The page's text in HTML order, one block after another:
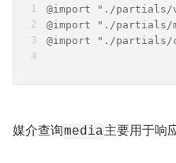
@import "./partials/
@import "./partials/
@import "./partials/
媒介查询media主要用于响